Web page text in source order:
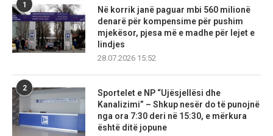
1
Në korrik janë paguar mbi 560 milionë
denarë për kompensime për pushim
mjekësor, pjesa më e madhe për lejet e
lindjes
28.07.2026 15:52
2
Sportelet e NP “Ujësjellësi dhe
Kanalizimi” – Shkup nesër do të punojnë
nga ora 7:30 deri në 15:30, e mërkura
është ditë jopune